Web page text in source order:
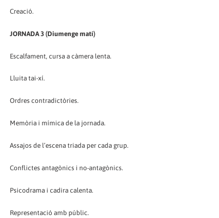
Creació.
JORNADA 3 (Diumenge matí)
Escalfament, cursa a càmera lenta.
Lluita tai-xí.
Ordres contradictòries.
Memòria i mímica de la jornada.
Assajos de l’escena triada per cada grup.
Conflictes antagònics i no-antagònics.
Psicodrama i cadira calenta.
Representació amb públic.